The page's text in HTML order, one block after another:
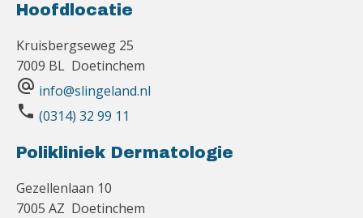
Hoofdlocatie
Kruisbergseweg 25
7009 BL Doetinchem
alternate_email info@slingeland.nl
phone (0314) 32 99 11
Polikliniek Dermatologie
Gezellenlaan 10
7005 AZ Doetinchem